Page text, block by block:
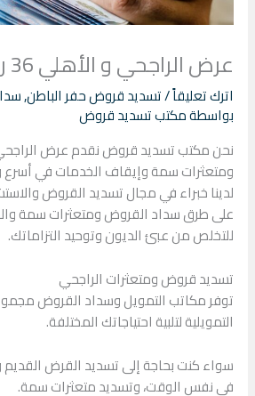
عرض الراجحي و الأهلي 36 راتب
اترك تعليقاً/تسديد قروض حفر الباطن,
بواسطةمكتب تسديد قروض
ومتعثرات سمة وإيقاف الخدمات في
لدينا خبراء في مجال تسديد القروض
على طرق سداد القروض ومتعثرات سمة
للتخلص من عبئ الديون وتوحيد التزاماتك.
تسديد قروض ومتعثرات الراجحي
توفر مكاتب التمويل وسداد القروض
التمويلية لتلبية احتياجاتك المختلفة.
سواء كنت بحاجة إلى تسديد القرض
في نفس الوقت، وتسديد متعثرات سمة.